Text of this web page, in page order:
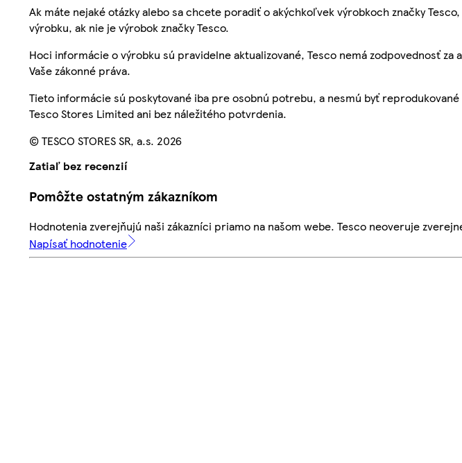
Ak máte nejaké otázky alebo sa chcete poradiť o akýchkoľvek výrobkoch značky
výrobku, ak nie je výrobok značky Tesco.
Hoci informácie o výrobku sú pravidelne aktualizované, Tesco nemá zodpovednosť
Vaše zákonné práva.
Tieto informácie sú poskytované iba pre osobnú potrebu, a nesmú byť
Tesco Stores Limited ani bez náležitého potvrdenia.
© TESCO STORES SR, a.s. 2026
Zatiaľ bez recenzií
Pomôžte ostatným zákazníkom
Hodnotenia zverejňujú naši zákazníci priamo na našom webe. Tesco neoveruje
Napísať hodnotenie